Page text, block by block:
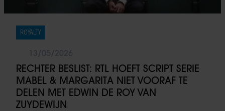
ROYALTY
RECHTER BESLIST: RTL HOEFT SCRIPT SERIE
MABEL & MARGARITA NIET VOORAF TE
DELEN MET EDWIN DE ROY VAN
ZUYDEWIJN